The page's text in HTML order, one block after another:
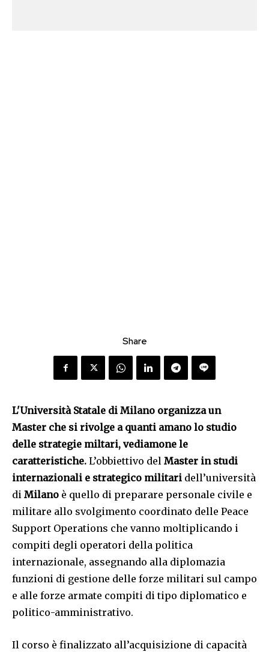
Share
L'Università Statale di Milano organizza un
Master che si rivolge a quanti amano lo studio
delle strategie miltari, vediamone le
caratteristiche. L’obbiettivo del Master in studi
internazionali e strategico militari dell’università
di Milano è quello di preparare personale civile e
militare allo svolgimento coordinato delle Peace
Support Operations che vanno moltiplicando i
compiti degli operatori della politica
internazionale, assegnando alla diplomazia
funzioni di gestione delle forze militari sul campo
e alle forze armate compiti di tipo diplomatico e
politico-amministrativo.
Il corso è finalizzato all’acquisizione di capacità